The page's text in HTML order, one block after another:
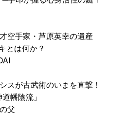
空手家・芦原英幸の遺産
とは何か？
スが古武術のいまを直撃！
幡陰流」
父